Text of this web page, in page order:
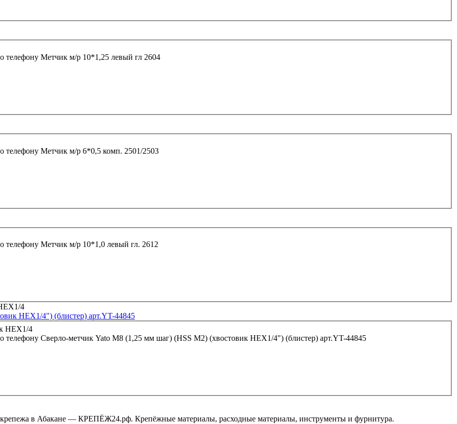
телефону
Метчик м/р 10*1,25 левый гл 2604
телефону
Метчик м/р 6*0,5 комп. 2501/2503
телефону
Метчик м/р 10*1,0 левый гл. 2612
HEX1/4") (блистер) арт.YT-44845
телефону Сверло-метчик Yato M8 (1,25 мм шаг) (HSS M2) (хвостовик HEX1/4") (блистер) арт.YT-44845
в Абакане — КРЕПЁЖ24.рф. Крепёжные материалы, расходные материалы, инструменты и фурнитура.